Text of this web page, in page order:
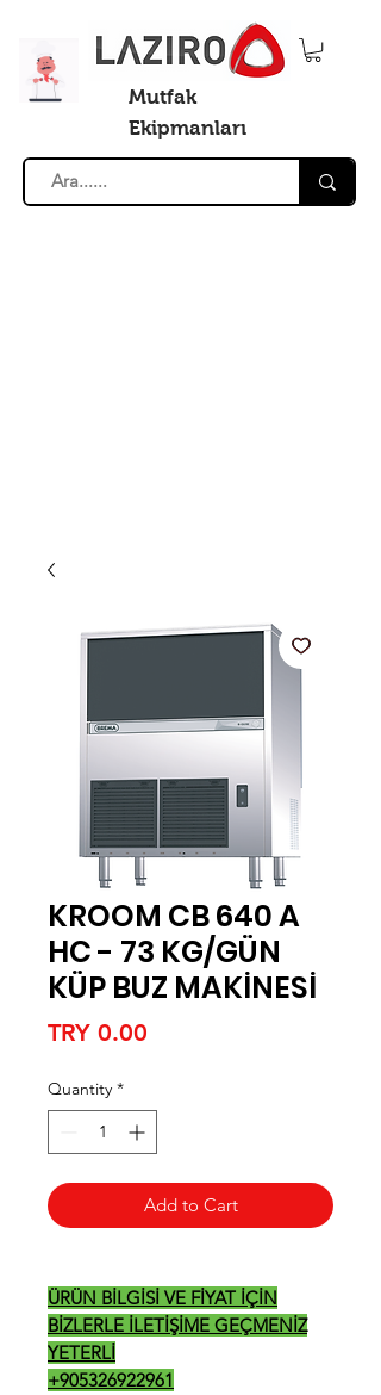
Mutfak
Ekipmanları
KROOM CB 640 A
HC - 73 KG/GÜN
KÜP BUZ MAKİNESİ
TRY 0.00
Quantity *
Add to Cart
ÜRÜN BİLGİSİ VE FİYAT İÇİN
BİZLERLE İLETİŞİME GEÇMENİZ
YETERLİ
+905326922961